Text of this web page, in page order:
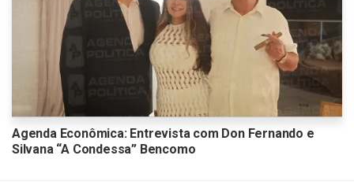
Agenda Econômica: Entrevista com Don Fernando e
Silvana “A Condessa” Bencomo